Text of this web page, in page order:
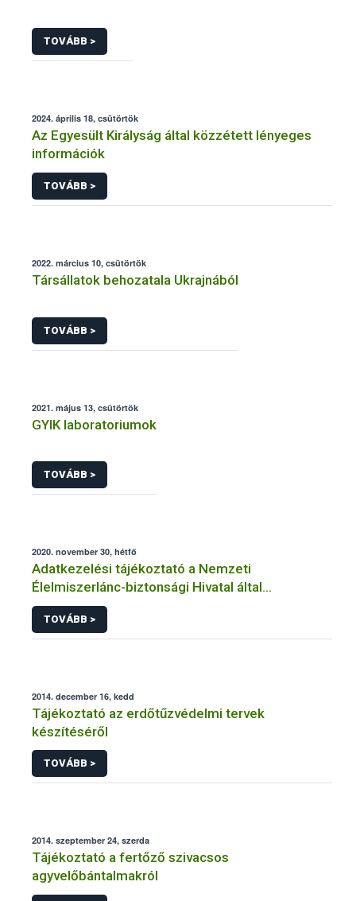
TOVÁBB >
2024. április 18, csütörtök
Az Egyesült Királyság által közzétett lényeges
információk
TOVÁBB >
2022. március 10, csütörtök
Társállatok behozatala Ukrajnából
TOVÁBB >
2021. május 13, csütörtök
GYIK laboratoriumok
TOVÁBB >
2020. november 30, hétfő
Adatkezelési tájékoztató a Nemzeti
Élelmiszerlánc-biztonsági Hivatal által
üzemeltetett élelmiszerlánc-felügyeleti
információs rendszerhez (FELIR) kapcsolódó
adatkezeléséhez
TOVÁBB >
2014. december 16, kedd
Tájékoztató az erdőtűzvédelmi tervek
készítéséről
TOVÁBB >
2014. szeptember 24, szerda
Tájékoztató a fertőző szivacsos
agyvelőbántalmakról